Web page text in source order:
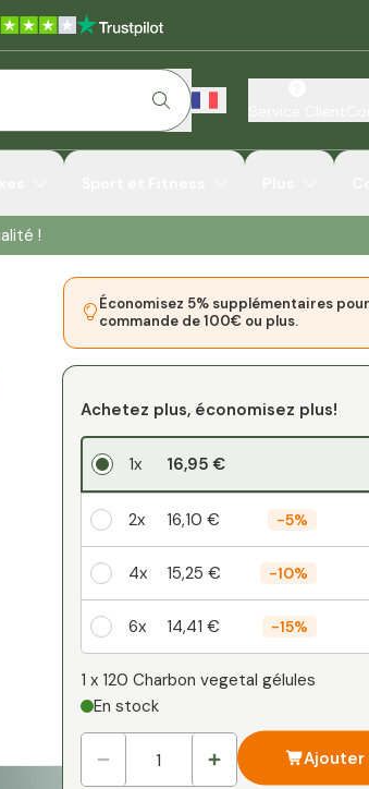
!
Économisez 5% supplémentaires
commande de 100€ ou plus.
Achetez plus, économisez plus!
1x 16,95 €
2x 16,10 € -5%
4x 15,25 € -10%
6x 14,41 € -15%
Votre remise personnelle
1x
1 x 120 Charbon vegetal gélules
En stock
Ajouter